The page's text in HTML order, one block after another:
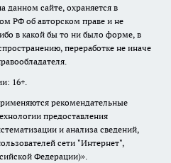
данном сайте, охраняется в
РФ об авторском праве и не
в какой бы то ни было форме, в
переработке не иначе
16+.
рекомендательные
предоставления
и анализа сведений,
сети "Интернет",
Федерации)».